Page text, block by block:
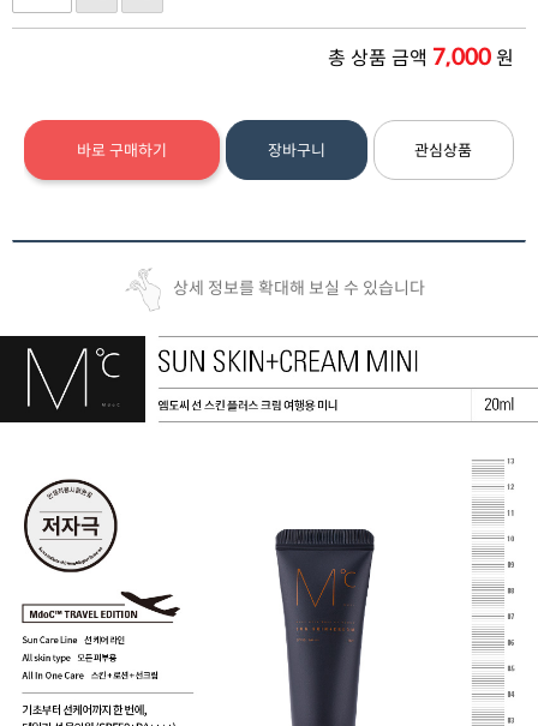
총 상품 금액 7,000원
바로 구매하기 장바구니 관심상품
상세 정보를 확대해 보실 수 있습니다